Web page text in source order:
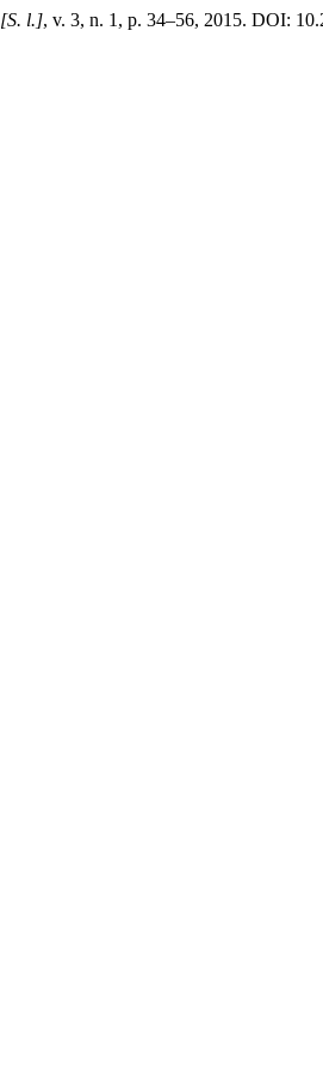
[S. l.], v. 3, n. 1, p. 34–56, 2015. DOI: